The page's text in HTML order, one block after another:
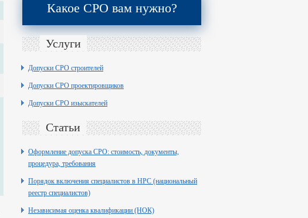
Какое СРО вам нужно?
Услуги
Допуски СРО строителей
Допуски СРО проектировщиков
Допуски СРО изыскателей
Статьи
Оформление допуска СРО: стоимость, документы,
процедура, требования
Порядок включения специалистов в НРС (национальный
реестр специалистов)
Независимая оценка квалификации (НОК)